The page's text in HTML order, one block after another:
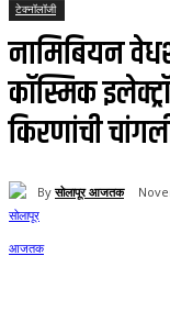
टेक्नॉलॉजी
नामिबियन
कॉस्मिक
किरणांची
By सोलापूर आजतक